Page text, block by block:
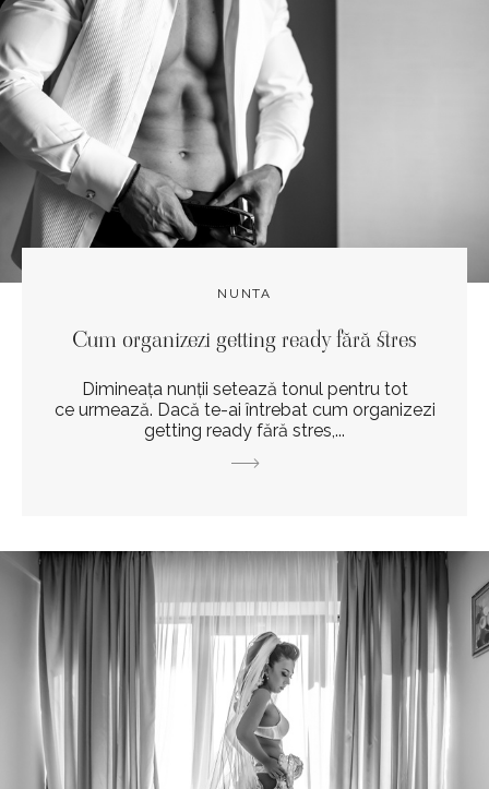
NUNTA
Cum organizezi getting ready fără stres
Dimineața nunții setează tonul pentru tot
ce urmează. Dacă te-ai întrebat cum organizezi
getting ready fără stres,...